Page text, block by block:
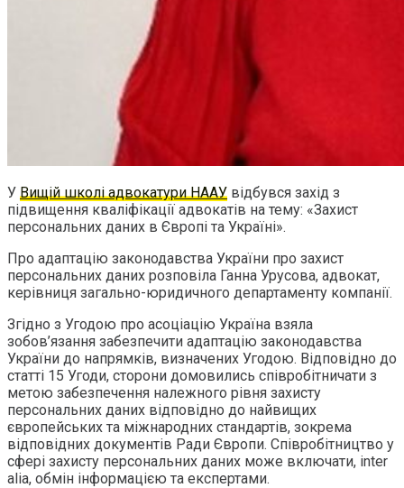
У Вищій школі адвокатури НААУ відбувся захід з
підвищення кваліфікації адвокатів на тему: «Захист
персональних даних в Європі та Україні».
Про адаптацію законодавства України про захист
персональних даних розповіла Ганна Урусова, адвокат,
керівниця загально-юридичного департаменту компанії.
Згідно з Угодою про асоціацію Україна взяла
зобов’язання забезпечити адаптацію законодавства
України до напрямків, визначених Угодою. Відповідно до
статті 15 Угоди, сторони домовились співробітничати з
метою забезпечення належного рівня захисту
персональних даних відповідно до найвищих
європейських та міжнародних стандартів, зокрема
відповідних документів Ради Європи. Співробітництво у
сфері захисту персональних даних може включати, inter
alia, обмін інформацією та експертами.